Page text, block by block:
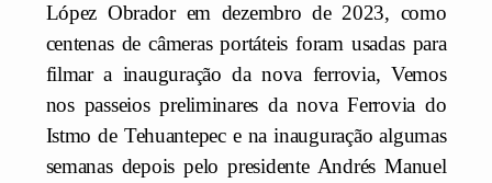
López Obrador em dezembro de 2023, como
centenas de câmeras portáteis foram usadas para
filmar a inauguração da nova ferrovia, Vemos
nos passeios preliminares da nova Ferrovia do
Istmo de Tehuantepec e na inauguração algumas
semanas depois pelo presidente Andrés Manuel